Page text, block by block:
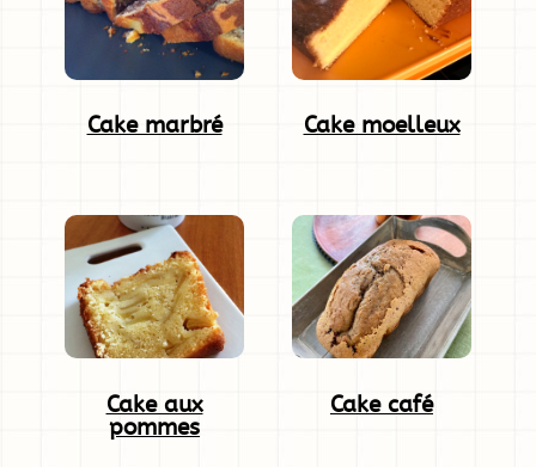
Cake marbré Cake moelleux
Cake aux
pommes
Cake café